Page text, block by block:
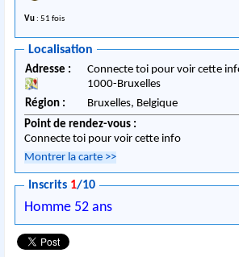
Vu : 51 fois
Localisation
Adresse :
Connecte toi pour voir cette
1000-Bruxelles
Région :
Bruxelles, Belgique
Point de rendez-vous :
Connecte toi pour voir cette info
Montrer la carte >>
Inscrits 1/10
Homme 52 ans